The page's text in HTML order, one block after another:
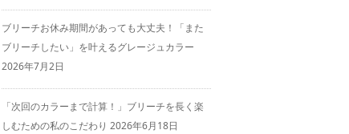
ブリーチお休み期間があっても大丈夫！「また
ブリーチしたい」を叶えるグレージュカラー
2026年7月2日
「次回のカラーまで計算！」ブリーチを長く楽
しむための私のこだわり 2026年6月18日